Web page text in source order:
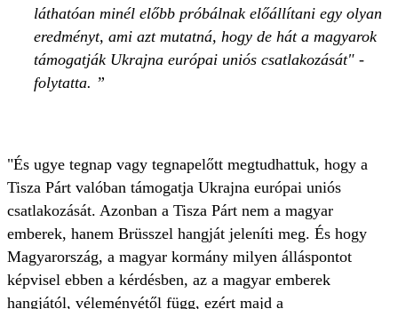
láthatóan minél előbb próbálnak előállítani egy olyan
eredményt, ami azt mutatná, hogy de hát a magyarok
támogatják Ukrajna európai uniós csatlakozását" -
folytatta.
"És ugye tegnap vagy tegnapelőtt megtudhattuk, hogy a
Tisza Párt valóban támogatja Ukrajna európai uniós
csatlakozását. Azonban a Tisza Párt nem a magyar
emberek, hanem Brüsszel hangját jeleníti meg. És hogy
Magyarország, a magyar kormány milyen álláspontot
képvisel ebben a kérdésben, az a magyar emberek
hangjától, véleményétől függ, ezért majd a